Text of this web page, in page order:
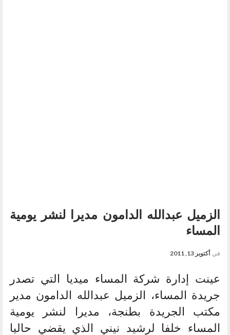
الزميل عبدالله الدامون مديرا لنشر يومية
المساء
في أكتوبر 13, 2011
عينت إدارة شركة المساء ميديا التي تصدر
جريدة المساء، الزميل عبدالله الدامون مدير
مكتب الجريدة بطنجة، مديرا لنشر يومية
المساء خلفا لرشيد نيني الذي يقضي حاليا